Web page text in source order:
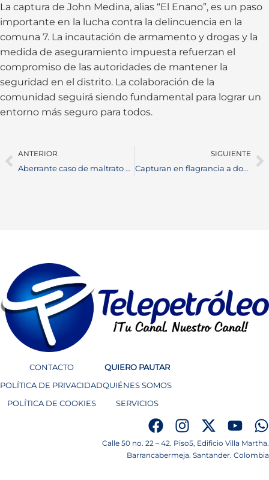
La captura de John Medina, alias “El Enano”, es un paso
importante en la lucha contra la delincuencia en la
comuna 7. La incautación de armamento y drogas y la
medida de aseguramiento impuesta refuerzan el
compromiso de las autoridades de mantener la
seguridad en el distrito. La colaboración de la
comunidad seguirá siendo fundamental para lograr un
entorno más seguro para todos.
ANTERIOR
Aberrante caso de maltrato animal en Campo Gala: comunidad exige justicia
SIGUIENTE
Capturan en flagrancia a dos hombres por tráfico de estupefacientes en Barrancabermeja
CONTACTO
POLÍTICA DE PRIVACIDAD
POLÍTICA DE COOKIES
QUIERO PAUTAR
QUIÉNES SOMOS
SERVICIOS
Calle 50 no. 22 – 42. Piso5, Edificio Villa Martha.
Barrancabermeja. Santander. Colombia